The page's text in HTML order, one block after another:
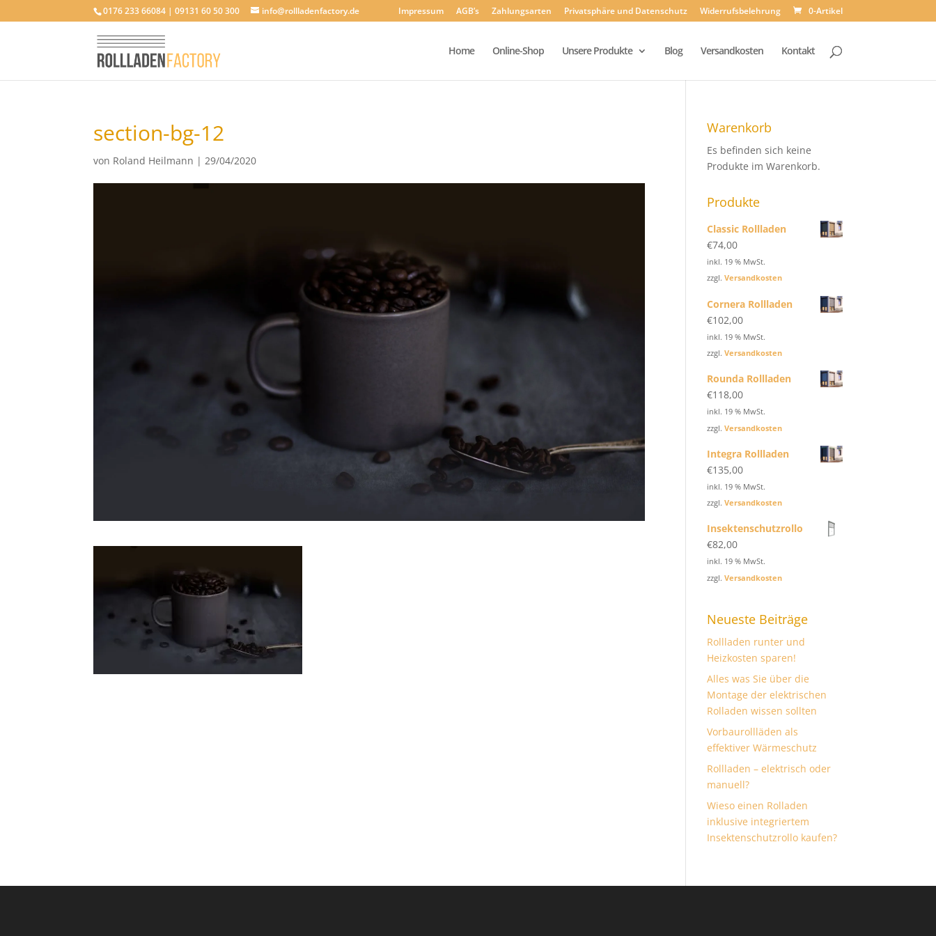
0176 233 66084 | 09131 60 50 300 info@rollladenfactory.de Impressum AGB’s Zahlungsarten Privatsphäre und Datenschutz Widerrufsbelehrung 0-Artikel
Home Online-Shop Unsere Produkte Blog Versandkosten Kontakt
section-bg-12
von Roland Heilmann |29/04/2020
Warenkorb
Es befinden sich keine
Produkte im Warenkorb.
Produkte
Classic Rollladen
€74,00
inkl. 19 % MwSt.
zzgl.Versandkosten
Cornera Rollladen
€102,00
inkl. 19 % MwSt.
zzgl.Versandkosten
Rounda Rollladen
€118,00
inkl. 19 % MwSt.
zzgl.Versandkosten
Integra Rollladen
€135,00
inkl. 19 % MwSt.
zzgl.Versandkosten
Insektenschutzrollo
€82,00
inkl. 19 % MwSt.
zzgl.Versandkosten
Neueste Beiträge
Rollladen runter und
Heizkosten sparen!
Alles was Sie über die
Montage der elektrischen
Rolladen wissen sollten
Vorbaurollläden als
effektiver Wärmeschutz
Rollladen – elektrisch oder
manuell?
Wieso einen Rolladen
inklusive integriertem
Insektenschutzrollo kaufen?